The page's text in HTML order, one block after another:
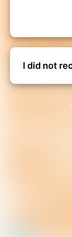
I did not